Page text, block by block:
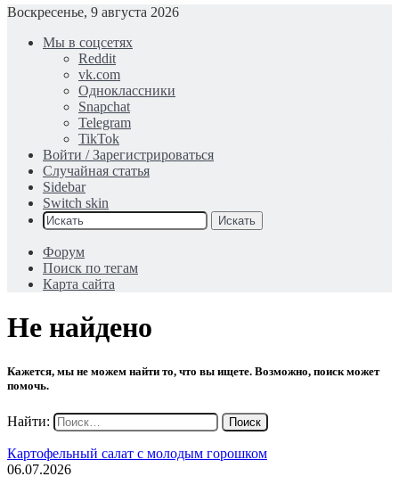
Воскресенье, 9 августа 2026
Мы в соцсетях
Reddit
vk.com
Одноклассники
Snapchat
Telegram
TikTok
Войти / Зарегистрироваться
Случайная статья
Sidebar
Switch skin
Искать
Форум
Поиск по тегам
Карта сайта
Не найдено
Кажется, мы не можем найти то, что вы ищете. Возможно, поиск может
помочь.
Найти:
Картофельный салат с молодым горошком
06.07.2026